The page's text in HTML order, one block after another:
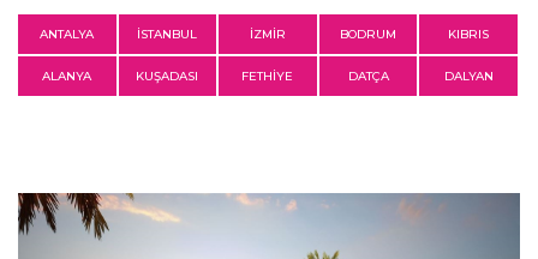
ANTALYA İSTANBUL İZMİR BODRUM KIBRIS
ALANYA KUŞADASI FETHİYE DATÇA DALYAN